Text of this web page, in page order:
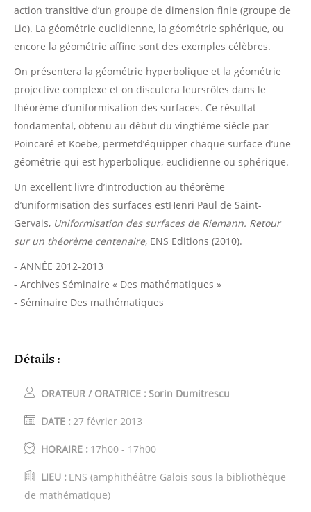
action transitive d’un groupe de dimension finie (groupe de
Lie). La géométrie euclidienne, la géométrie sphérique, ou
encore la géométrie affine sont des exemples célèbres.
On présentera la géométrie hyperbolique et la géométrie
projective complexe et on discutera leursrôles dans le
théorème d’uniformisation des surfaces. Ce résultat
fondamental, obtenu au début du vingtième siècle par
Poincaré et Koebe, permetd’équipper chaque surface d’une
géométrie qui est hyperbolique, euclidienne ou sphérique.
Un excellent livre d’introduction au théorème
d’uniformisation des surfaces estHenri Paul de Saint-
Gervais, Uniformisation des surfaces de Riemann. Retour
sur un théorème centenaire, ENS Editions (2010).
- ANNÉE 2012-2013
- Archives Séminaire « Des mathématiques »
- Séminaire Des mathématiques
Détails :
ORATEUR / ORATRICE : Sorin Dumitrescu
DATE : 27 février 2013
HORAIRE : 17h00 - 17h00
LIEU : ENS (amphithéâtre Galois sous la bibliothèque
de mathématique)